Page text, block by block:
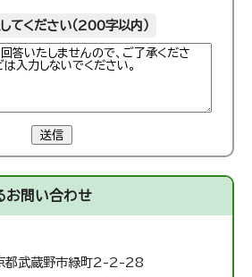
てください（200字以内）
送信
お問い合わせ
武蔵野市緑町2-2-28